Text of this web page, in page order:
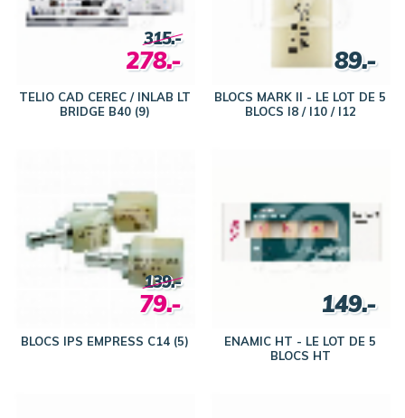
TELIO CAD CEREC / INLAB LT
BRIDGE B40 (9)
315.-
278.-
BLOCS MARK II - LE LOT DE 5
BLOCS I8 / I10 / I12
89.-
BLOCS IPS EMPRESS C14 (5)
139.-
79.-
ENAMIC HT - LE LOT DE 5
BLOCS HT
149.-